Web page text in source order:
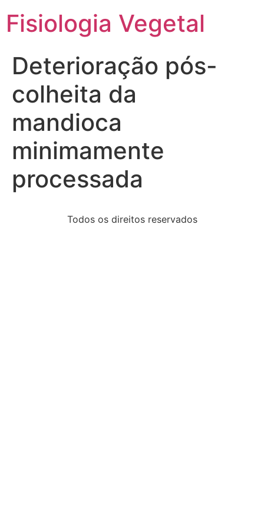
Fisiologia Vegetal
Deterioração pós-
colheita da
mandioca
minimamente
processada
Todos os direitos reservados